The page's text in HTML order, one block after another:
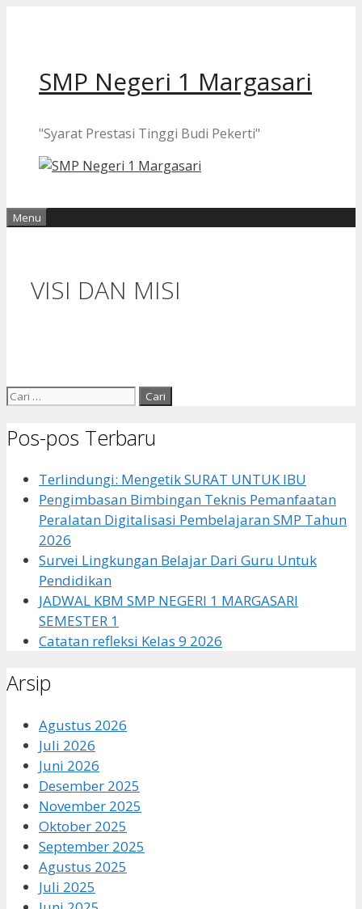
SMP Negeri 1 Margasari
"Syarat Prestasi Tinggi Budi Pekerti"
Menu
VISI DAN MISI
Cari
Pos-pos Terbaru
Terlindungi: Mengetik SURAT UNTUK IBU
Pengimbasan Bimbingan Teknis Pemanfaatan
Peralatan Digitalisasi Pembelajaran SMP Tahun
2026
Survei Lingkungan Belajar Dari Guru Untuk
Pendidikan
JADWAL KBM SMP NEGERI 1 MARGASARI
SEMESTER 1
Catatan refleksi Kelas 9 2026
Arsip
Agustus 2026
Juli 2026
Juni 2026
Desember 2025
November 2025
Oktober 2025
September 2025
Agustus 2025
Juli 2025